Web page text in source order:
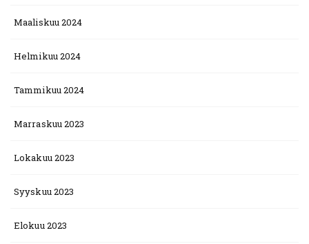
Maaliskuu 2024
Helmikuu 2024
Tammikuu 2024
Marraskuu 2023
Lokakuu 2023
Syyskuu 2023
Elokuu 2023